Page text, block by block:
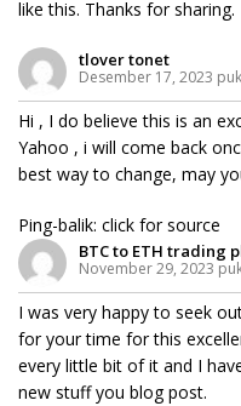
like this. Thanks for sharing.
tlover tonet
Desember 17, 2023
Hi , I do believe this is an
Yahoo , i will come back
best way to change, may
Ping-balik: click for source
BTC to ETH trading
November 29, 2023
I was very happy to seek
for your time for this
every little bit of it and I
new stuff you blog post.